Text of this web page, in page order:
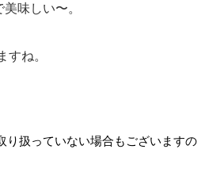
味しい〜。
ね。
扱っていない場合もございますの